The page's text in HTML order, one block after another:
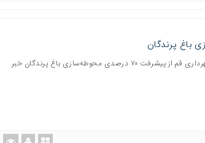
مدیرعامل سازمان پارک‌ها و فضای سبز شهرداری قم از پیشرفت ۷۰ درصدی محوطه‌سازی باغ پرندگان خبر